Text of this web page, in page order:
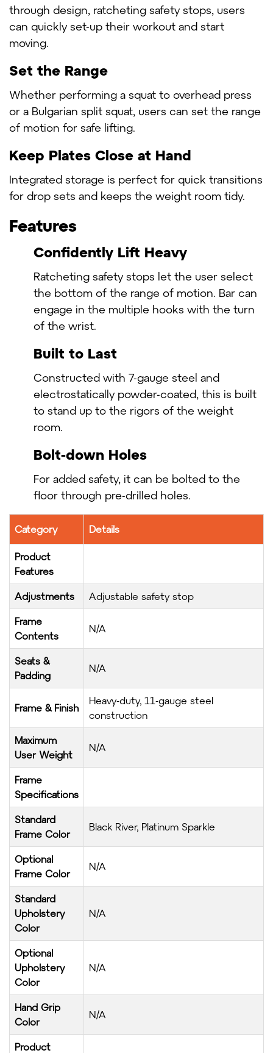
through design, ratcheting safety stops, users
can quickly set-up their workout and start
moving.
Set the Range
Whether performing a squat to overhead press
or a Bulgarian split squat, users can set the range
of motion for safe lifting.
Keep Plates Close at Hand
Integrated storage is perfect for quick transitions
for drop sets and keeps the weight room tidy.
Features
Confidently Lift Heavy
Ratcheting safety stops let the user select
the bottom of the range of motion. Bar can
engage in the multiple hooks with the turn
of the wrist.
Built to Last
Constructed with 7-gauge steel and
electrostatically powder-coated, this is built
to stand up to the rigors of the weight
room.
Bolt-down Holes
For added safety, it can be bolted to the
floor through pre-drilled holes.
Category Details
Product
Features
Adjustments Adjustable safety stop
Frame
Contents
N/A
Seats &
Padding
N/A
Frame & Finish
Heavy-duty, 11-gauge steel
construction
Maximum
User Weight
N/A
Frame
Specifications
Standard
Frame Color
Black River, Platinum Sparkle
Optional
Frame Color
N/A
Standard
Upholstery
Color
N/A
Optional
Upholstery
Color
N/A
Hand Grip
Color
N/A
Product